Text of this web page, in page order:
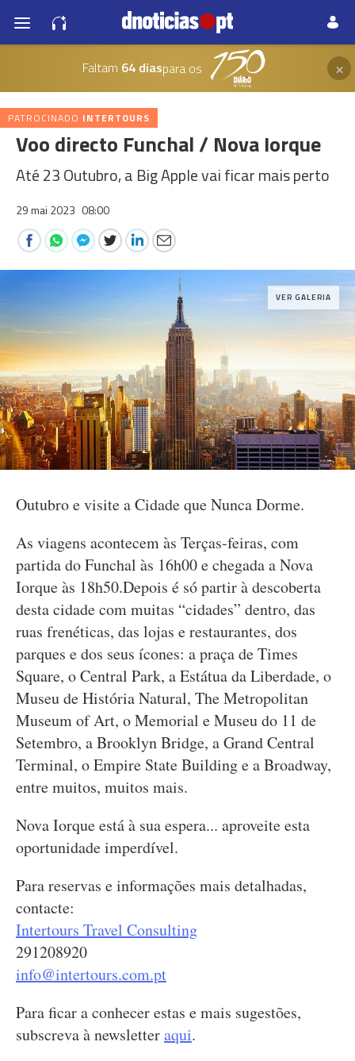
Faltam 64 diaspara os ×
PATROCINADO INTERTOURS
Voo directo Funchal / Nova Iorque
Até 23 Outubro, a Big Apple vai ficar mais perto
29 mai 2023 08:00
VER GALERIA
Outubro e visite a Cidade que Nunca Dorme.
As viagens acontecem às Terças-feiras, com
partida do Funchal às 16h00 e chegada a Nova
Iorque às 18h50.Depois é só partir à descoberta
desta cidade com muitas “cidades” dentro, das
ruas frenéticas, das lojas e restaurantes, dos
parques e dos seus ícones: a praça de Times
Square, o Central Park, a Estátua da Liberdade, o
Museu de História Natural, The Metropolitan
Museum of Art, o Memorial e Museu do 11 de
Setembro, a Brooklyn Bridge, a Grand Central
Terminal, o Empire State Building e a Broadway,
entre muitos, muitos mais.
Nova Iorque está à sua espera... aproveite esta
oportunidade imperdível.
Para reservas e informações mais detalhadas,
contacte:
Intertours Travel Consulting
291208920
info@intertours.com.pt
Para ficar a conhecer estas e mais sugestões,
subscreva à newsletteraqui.